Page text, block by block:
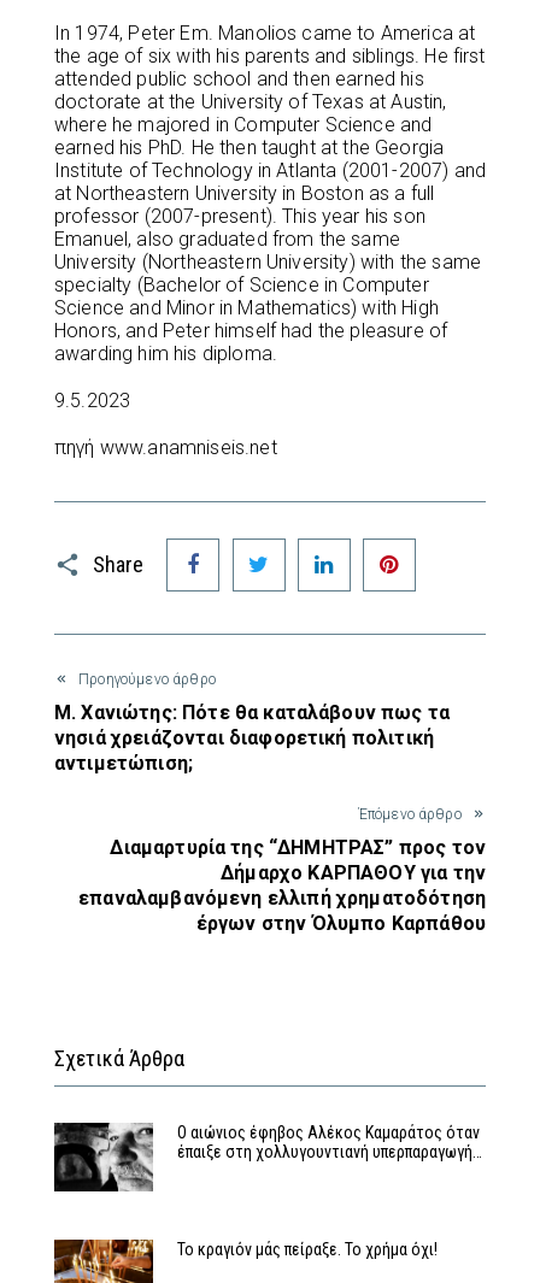
In 1974, Peter Em. Manolios came to America at
the age of six with his parents and siblings. He first
attended public school and then earned his
doctorate at the University of Texas at Austin,
where he majored in Computer Science and
earned his PhD. He then taught at the Georgia
Institute of Technology in Atlanta (2001-2007) and
at Northeastern University in Boston as a full
professor (2007-present). This year his son
Emanuel, also graduated from the same
University (Northeastern University) with the same
specialty (Bachelor of Science in Computer
Science and Minor in Mathematics) with High
Honors, and Peter himself had the pleasure of
awarding him his diploma.
9.5.2023
πηγή www.anamniseis.net
Share
Facebook Twitter LinkedIn
Προηγούμενο άρθρο
Μ. Χανιώτης: Πότε θα καταλάβουν πως τα
νησιά χρειάζονται διαφορετική πολιτική
αντιμετώπιση;
Έπόμενο άρθρο
Διαμαρτυρία της “ΔΗΜΗΤΡΑΣ” προς τον
Δήμαρχο ΚΑΡΠΑΘΟΥ για την
επαναλαμβανόμενη ελλιπή χρηματοδότηση
έργων στην Όλυμπο Καρπάθου
Σχετικά Άρθρα
Ο αιώνιος έφηβος Αλέκος Καμαράτος όταν
έπαιξε στη χολλυγουντιανή υπερπαραγωγή…
Το κραγιόν μάς πείραξε. Το χρήμα όχι!